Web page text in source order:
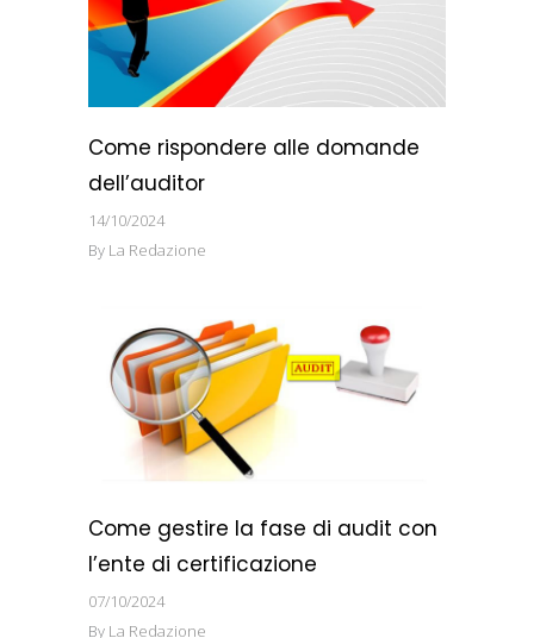
Come rispondere alle domande
dell’auditor
14/10/2024
By La Redazione
Come gestire la fase di audit con
l’ente di certificazione
07/10/2024
By La Redazione